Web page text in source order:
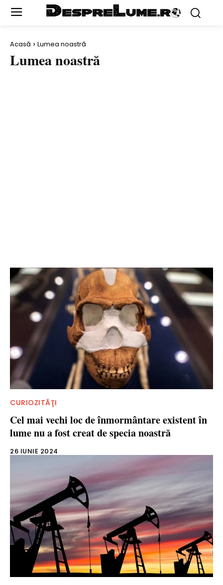
Acasă Lumea noastră
Lumea noastră
CURIOZITĂŢI
Cel mai vechi loc de înmormântare existent în
lume nu a fost creat de specia noastră
26 IUNIE 2024